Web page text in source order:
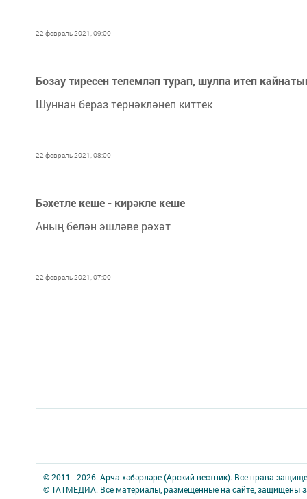
22 февраль 2021, 09:00
Бозау тиресен телемләп турап, шулпа итеп
Шуннан бераз тернәкләнеп киттек
22 февраль 2021, 08:00
Бәхетле кеше - кирәкле кеше
Аның белән эшләве рәхәт
22 февраль 2021, 07:00
© 2011 - 2026. Арча хәбәрләре (Арский вестник). Все права
© ТАТМЕДИА. Все материалы, размещенные на сайте, защищены